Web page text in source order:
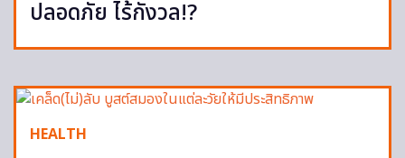
ปลอดภัย ไร้กังวล!?
HEALTH